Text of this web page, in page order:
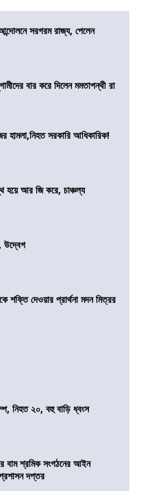
সরগরম রাজ্য, পেলেন
বার করে দিলেন মমতাপন্থী রা
হামলা,নিহত সরকারি আধিকারিক!
হয়ে আর জি করে, চাঞ্চল্য
উদ্বেগ
শক্তি দেওয়ার প্রার্থনা মদন মিত্রর
নিহত ২০, বহু বাড়ি ধ্বংস
বাম শ্রমিক সংগঠনের আইন
দপ্তর